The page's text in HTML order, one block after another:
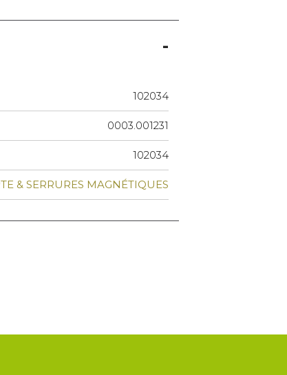
102034
0003.001231
102034
& SERRURES MAGNÉTIQUES